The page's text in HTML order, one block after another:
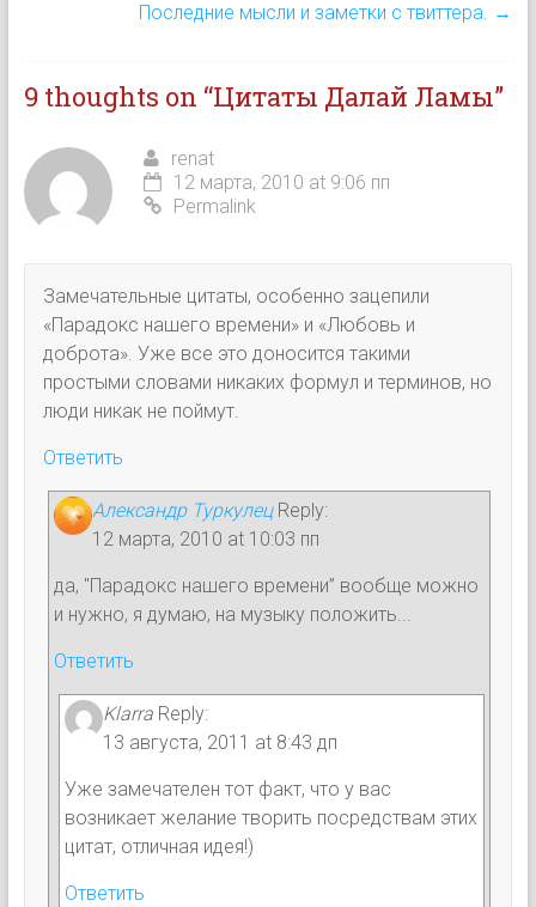
Последние мысли и заметки с твиттера. →
9 thoughts on “Цитаты Далай Ламы”
renat
12 марта, 2010 at 9:06 пп
Permalink
Замечательные цитаты, особенно зацепили
«Парадокс нашего времени» и «Любовь и
доброта». Уже все это доносится такими
простыми словами никаких формул и терминов, но
люди никак не поймут.
Ответить
Александр ТуркулецReply:
12 марта, 2010 at 10:03 пп
да, "Парадокс нашего времени” вообще можно
и нужно, я думаю, на музыку положить...
Ответить
KlarraReply:
13 августа, 2011 at 8:43 дп
Уже замечателен тот факт, что у вас
возникает желание творить посредствам этих
цитат, отличная идея!)
Ответить